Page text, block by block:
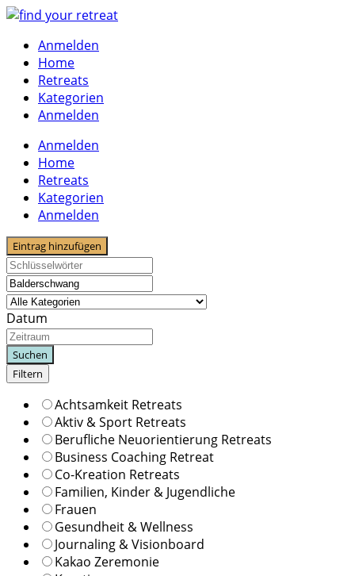
Skip
contentAnmelden
Home
Retreats
Kategorien
Anmelden
Anmelden
Home
Retreats
Kategorien
Anmelden
Eintrag hinzufügen
Datum
Suchen
Filtern
Achtsamkeit Retreats
Aktiv & Sport Retreats
Berufliche Neuorientierung Retreats
Business Coaching Retreat
Co-Kreation Retreats
Familien, Kinder & Jugendliche
Frauen
Gesundheit & Wellness
Journaling & Visionboard
Kakao Zeremonie